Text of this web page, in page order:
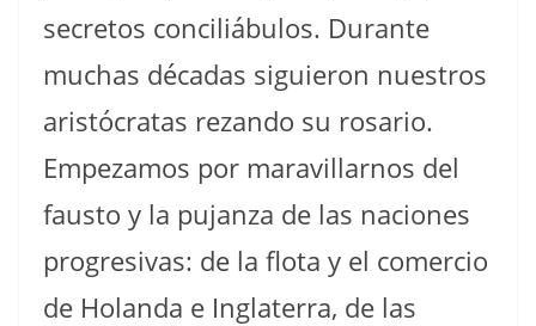
secretos conciliábulos. Durante
muchas décadas siguieron nuestros
aristócratas rezando su rosario.
Empezamos por maravillarnos del
fausto y la pujanza de las naciones
progresivas: de la flota y el comercio
de Holanda e Inglaterra, de las